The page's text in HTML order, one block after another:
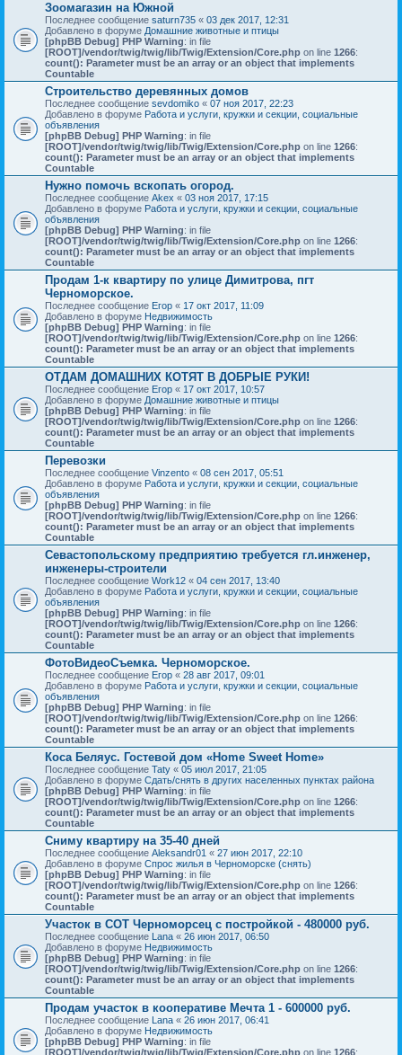
Зоомагазин на Южной
Последнее сообщение saturn735 « 03 дек 2017, 12:31
Добавлено в форуме Домашние животные и птицы
[phpBB Debug] PHP Warning: in file
[ROOT]/vendor/twig/twig/lib/Twig/Extension/Core.php on line 1266:
count(): Parameter must be an array or an object that implements
Countable
Строительство деревянных домов
Последнее сообщение sevdomiko « 07 ноя 2017, 22:23
Добавлено в форуме Работа и услуги, кружки и секции, социальные
объявления
[phpBB Debug] PHP Warning: in file
[ROOT]/vendor/twig/twig/lib/Twig/Extension/Core.php on line 1266:
count(): Parameter must be an array or an object that implements
Countable
Нужно помочь вскопать огород.
Последнее сообщение Akex « 03 ноя 2017, 17:15
Добавлено в форуме Работа и услуги, кружки и секции, социальные
объявления
[phpBB Debug] PHP Warning: in file
[ROOT]/vendor/twig/twig/lib/Twig/Extension/Core.php on line 1266:
count(): Parameter must be an array or an object that implements
Countable
Продам 1-к квартиру по улице Димитрова, пгт
Черноморское.
Последнее сообщение Егор « 17 окт 2017, 11:09
Добавлено в форуме Недвижимость
[phpBB Debug] PHP Warning: in file
[ROOT]/vendor/twig/twig/lib/Twig/Extension/Core.php on line 1266:
count(): Parameter must be an array or an object that implements
Countable
ОТДАМ ДОМАШНИХ КОТЯТ В ДОБРЫЕ РУКИ!
Последнее сообщение Егор « 17 окт 2017, 10:57
Добавлено в форуме Домашние животные и птицы
[phpBB Debug] PHP Warning: in file
[ROOT]/vendor/twig/twig/lib/Twig/Extension/Core.php on line 1266:
count(): Parameter must be an array or an object that implements
Countable
Перевозки
Последнее сообщение Vinzento « 08 сен 2017, 05:51
Добавлено в форуме Работа и услуги, кружки и секции, социальные
объявления
[phpBB Debug] PHP Warning: in file
[ROOT]/vendor/twig/twig/lib/Twig/Extension/Core.php on line 1266:
count(): Parameter must be an array or an object that implements
Countable
Севастопольскому предприятию требуется гл.инженер,
инженеры-строители
Последнее сообщение Work12 « 04 сен 2017, 13:40
Добавлено в форуме Работа и услуги, кружки и секции, социальные
объявления
[phpBB Debug] PHP Warning: in file
[ROOT]/vendor/twig/twig/lib/Twig/Extension/Core.php on line 1266:
count(): Parameter must be an array or an object that implements
Countable
ФотоВидеоСъемка. Черноморское.
Последнее сообщение Егор « 28 авг 2017, 09:01
Добавлено в форуме Работа и услуги, кружки и секции, социальные
объявления
[phpBB Debug] PHP Warning: in file
[ROOT]/vendor/twig/twig/lib/Twig/Extension/Core.php on line 1266:
count(): Parameter must be an array or an object that implements
Countable
Коса Беляус. Гостевой дом «Home Sweet Home»
Последнее сообщение Taty « 05 июл 2017, 21:05
Добавлено в форуме Сдать/снять в других населенных пунктах района
[phpBB Debug] PHP Warning: in file
[ROOT]/vendor/twig/twig/lib/Twig/Extension/Core.php on line 1266:
count(): Parameter must be an array or an object that implements
Countable
Сниму квартиру на 35-40 дней
Последнее сообщение Aleksandr01 « 27 июн 2017, 22:10
Добавлено в форуме Спрос жилья в Черноморске (снять)
[phpBB Debug] PHP Warning: in file
[ROOT]/vendor/twig/twig/lib/Twig/Extension/Core.php on line 1266:
count(): Parameter must be an array or an object that implements
Countable
Участок в СОТ Черноморсец с постройкой - 480000 руб.
Последнее сообщение Lana « 26 июн 2017, 06:50
Добавлено в форуме Недвижимость
[phpBB Debug] PHP Warning: in file
[ROOT]/vendor/twig/twig/lib/Twig/Extension/Core.php on line 1266:
count(): Parameter must be an array or an object that implements
Countable
Продам участок в кооперативе Мечта 1 - 600000 руб.
Последнее сообщение Lana « 26 июн 2017, 06:41
Добавлено в форуме Недвижимость
[phpBB Debug] PHP Warning: in file
[ROOT]/vendor/twig/twig/lib/Twig/Extension/Core.php on line 1266: